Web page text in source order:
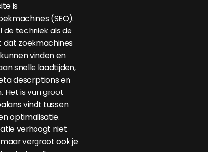
is
(SEO).
techniek als de
dat zoekmachines
vinden en
snelle laadtijden,
descriptions en
Het is van groot
vindt tussen
optimalisatie.
verhoogt niet
vergroot ook je